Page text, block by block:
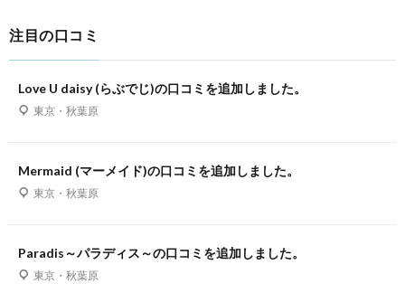
注目の口コミ
Love U daisy (らぶでじ)の口コミを追加しました。
東京・秋葉原
Mermaid (マーメイド)の口コミを追加しました。
東京・秋葉原
Paradis～パラディス～の口コミを追加しました。
東京・秋葉原